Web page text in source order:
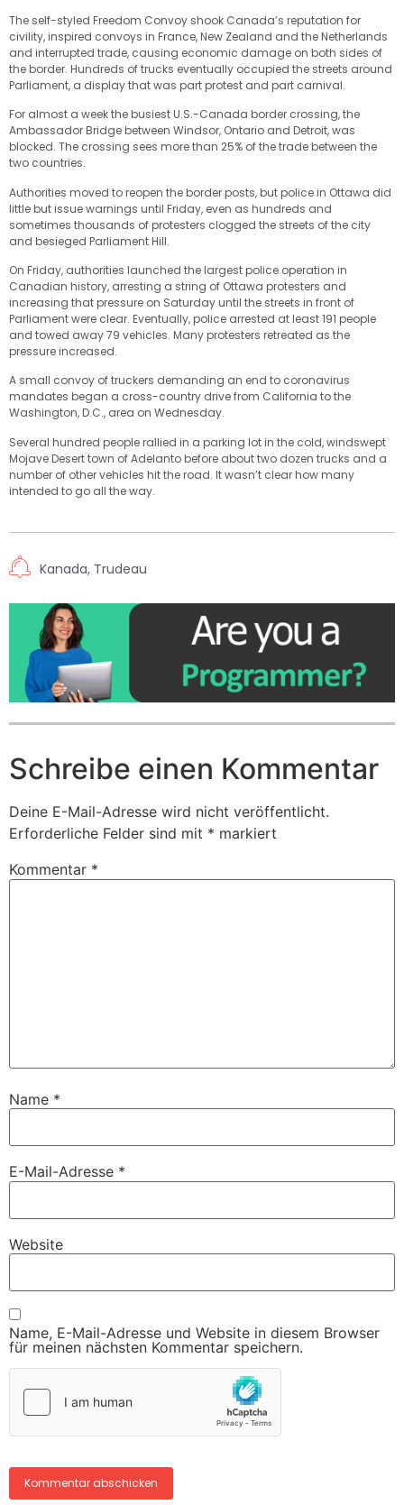
The self-styled Freedom Convoy shook Canada’s reputation for
civility, inspired convoys in France, New Zealand and the Netherlands
and interrupted trade, causing economic damage on both sides of
the border. Hundreds of trucks eventually occupied the streets around
Parliament, a display that was part protest and part carnival.
For almost a week the busiest U.S.-Canada border crossing, the
Ambassador Bridge between Windsor, Ontario and Detroit, was
blocked. The crossing sees more than 25% of the trade between the
two countries.
Authorities moved to reopen the border posts, but police in Ottawa did
little but issue warnings until Friday, even as hundreds and
sometimes thousands of protesters clogged the streets of the city
and besieged Parliament Hill.
On Friday, authorities launched the largest police operation in
Canadian history, arresting a string of Ottawa protesters and
increasing that pressure on Saturday until the streets in front of
Parliament were clear. Eventually, police arrested at least 191 people
and towed away 79 vehicles. Many protesters retreated as the
pressure increased.
A small convoy of truckers demanding an end to coronavirus
mandates began a cross-country drive from California to the
Washington, D.C., area on Wednesday.
Several hundred people rallied in a parking lot in the cold, windswept
Mojave Desert town of Adelanto before about two dozen trucks and a
number of other vehicles hit the road. It wasn’t clear how many
intended to go all the way.
Kanada, Trudeau
Schreibe einen Kommentar
Deine E-Mail-Adresse wird nicht veröffentlicht.
Erforderliche Felder sind mit * markiert
Kommentar *
Name *
E-Mail-Adresse *
Website
Name, E-Mail-Adresse und Website in diesem Browser
für meinen nächsten Kommentar speichern.